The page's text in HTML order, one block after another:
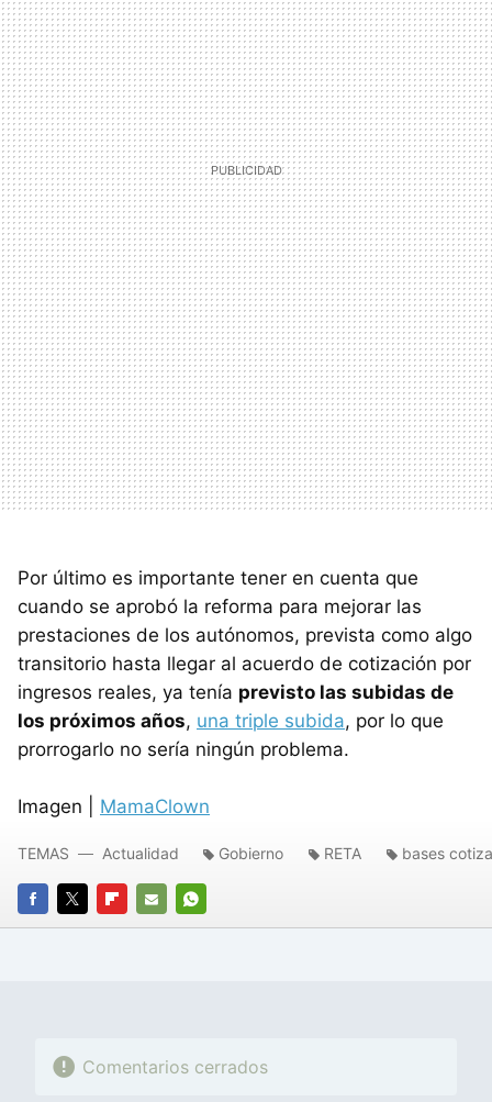
Por último es importante tener en cuenta que
cuando se aprobó la reforma para mejorar las
prestaciones de los autónomos, prevista como algo
transitorio hasta llegar al acuerdo de cotización por
ingresos reales, ya tenía previsto las subidas de
los próximos años, una triple subida, por lo que
prorrogarlo no sería ningún problema.
Imagen | MamaClown
FACEBOOK
TWITTERFLIPBOARD
E-
WHATSAPP
TEMAS Actualidad Gobierno RETA bases
Comentarios cerrados